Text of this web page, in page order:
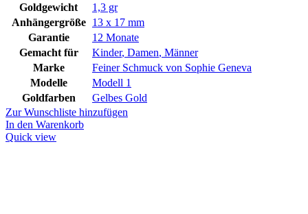
Goldgewicht
1,3 gr
Anhängergröße
13 x 17 mm
Garantie
12 Monate
Gemacht für
Kinder, Damen, Männer
Marke
Feiner Schmuck von Sophie Geneva
Modelle
Modell 1
Goldfarben
Gelbes Gold
Zur Wunschliste hinzufügen
In den Warenkorb
Quick view